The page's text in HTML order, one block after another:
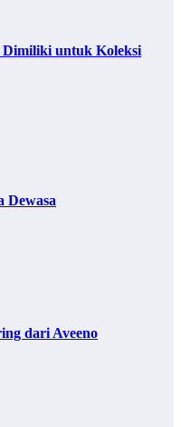
untuk Koleksi
Dewasa
dari Aveeno